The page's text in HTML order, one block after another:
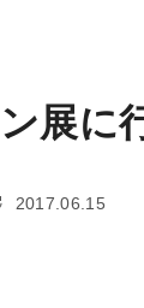
展に
2017.06.15